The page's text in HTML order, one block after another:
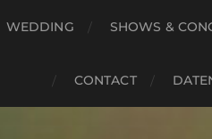
WEDDING SHOWS &
CONTACT